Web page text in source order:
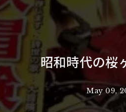
昭和時代の桜
May 09,